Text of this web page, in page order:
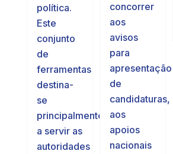
política.
Este
conjunto
de
ferramentas
destina-
se
principalmente
a servir as
autoridades
concorrer
aos
avisos
para
apresentação
de
candidaturas,
aos
apoios
nacionais